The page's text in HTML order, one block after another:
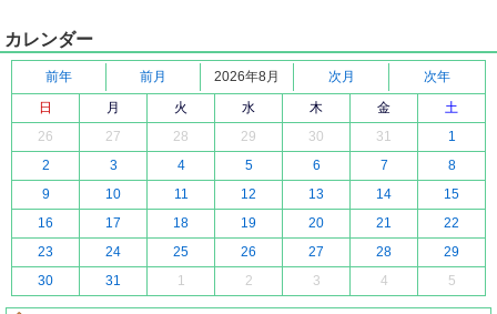
カレンダー
前年 前月 2026年8月 次月
次年
日
月 火 水 木 金
土
26
27 28 29 30 31
1
2
3 4 5 6 7
8
9
10 11 12 13 14
15
16
17 18 19 20 21
22
23
24 25 26 27 28
29
30
31 1 2 3 4 5